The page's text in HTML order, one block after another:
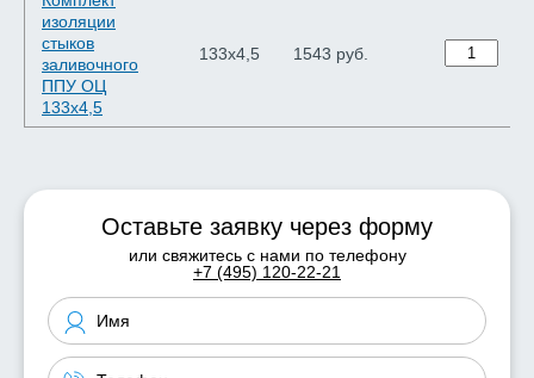
изоляции
стыков
заливочного
ППУ ОЦ
133х4,5
133х4,5 1543 руб.
Оставьте заявку через форму
или свяжитесь с нами по телефону
+7 (495) 120-22-21